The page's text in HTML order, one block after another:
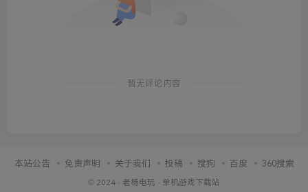
暂无评论内容
本站公告 免责声明 关于我们 投稿 搜狗 百度 360搜索
© 2024 · 老杨电玩 · 单机游戏下载站